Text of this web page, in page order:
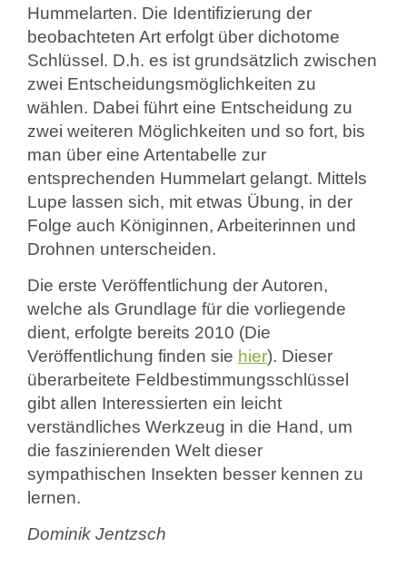
Hummelarten. Die Identifizierung der
beobachteten Art erfolgt über dichotome
Schlüssel. D.h. es ist grundsätzlich zwischen
zwei Entscheidungsmöglichkeiten zu
wählen. Dabei führt eine Entscheidung zu
zwei weiteren Möglichkeiten und so fort, bis
man über eine Artentabelle zur
entsprechenden Hummelart gelangt. Mittels
Lupe lassen sich, mit etwas Übung, in der
Folge auch Königinnen, Arbeiterinnen und
Drohnen unterscheiden.
Die erste Veröffentlichung der Autoren,
welche als Grundlage für die vorliegende
dient, erfolgte bereits 2010 (Die
Veröffentlichung finden sie hier). Dieser
überarbeitete Feldbestimmungsschlüssel
gibt allen Interessierten ein leicht
verständliches Werkzeug in die Hand, um
die faszinierenden Welt dieser
sympathischen Insekten besser kennen zu
lernen.
Dominik Jentzsch